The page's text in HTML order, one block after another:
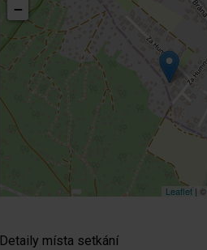
−
Leaflet| ©
Detaily místa setkání